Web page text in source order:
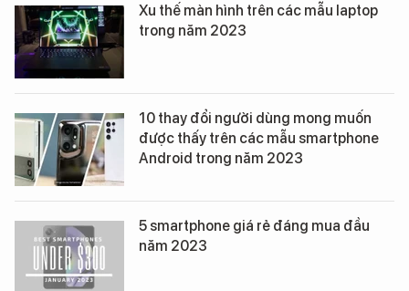
Xu thế màn hình trên các mẫu laptop
trong năm 2023
10 thay đổi người dùng mong muốn
được thấy trên các mẫu smartphone
Android trong năm 2023
5 smartphone giá rẻ đáng mua đầu
năm 2023